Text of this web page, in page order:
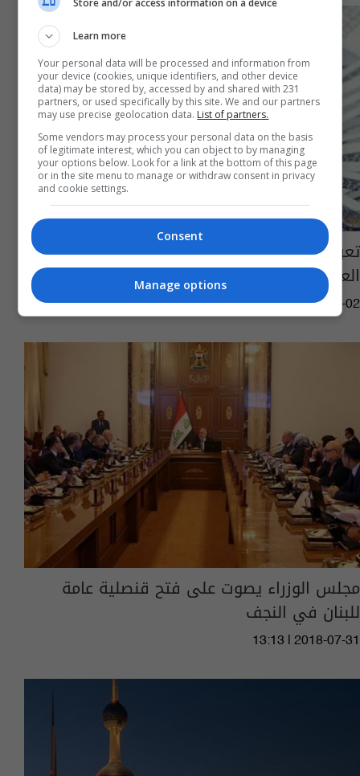
تعرف على الدول المقترضة من الصندوق
العراقي للتنمية الخارجية
06:34 | 2018-10-02
مجلس الوزراء يصوت على فتح قنصلية عامة
للبنان في النجف
13:13 | 2018-07-31
Learn more
Your personal data will be processed and information from
your device (cookies, unique identifiers, and other device
data) may be stored by, accessed by and shared with 231
partners, or used specifically by this site. We and our partners
may use precise geolocation data. List of partners.
Some vendors may process your personal data on the basis
of legitimate interest, which you can object to by managing
your options below. Look for a link at the bottom of this page
or in the site menu to manage or withdraw consent in privacy
and cookie settings.
Consent
Manage options